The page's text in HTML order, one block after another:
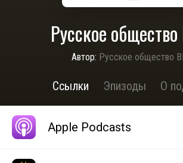
Русское
Автор: Русское общество
Ссылки Эпизоды О
Apple Podcasts